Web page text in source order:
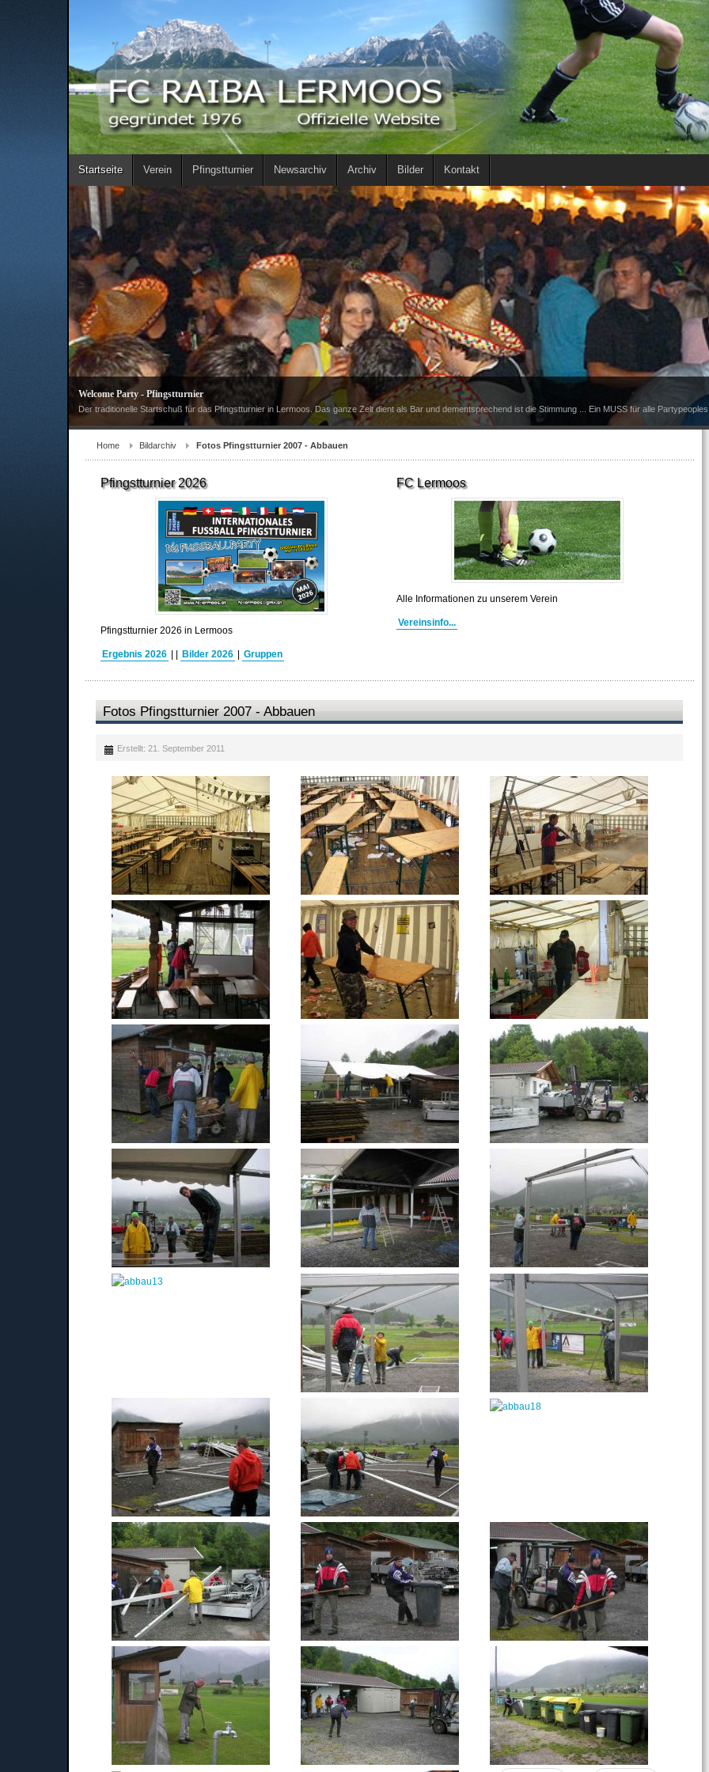
Startseite Verein Pfingstturnier Newsarchiv Archiv Bilder Kontakt
Welcome Party - Pfingstturnier
Der traditionelle Startschuß für das Pfingstturnier in Lermoos. Das ganze Zelt dient als Bar und dementsprechend ist die Stimmung ... Ein MUSS für alle
Home Bildarchiv Fotos Pfingstturnier 2007 - Abbauen
Pfingstturnier 2026
Pfingstturnier 2026 in Lermoos
Ergebnis 2026 Bilder 2026 Gruppen
FC Lermoos
Alle Informationen zu unserem Verein
Vereinsinfo...
Fotos Pfingstturnier 2007 - Abbauen
Erstellt: 21. September 2011